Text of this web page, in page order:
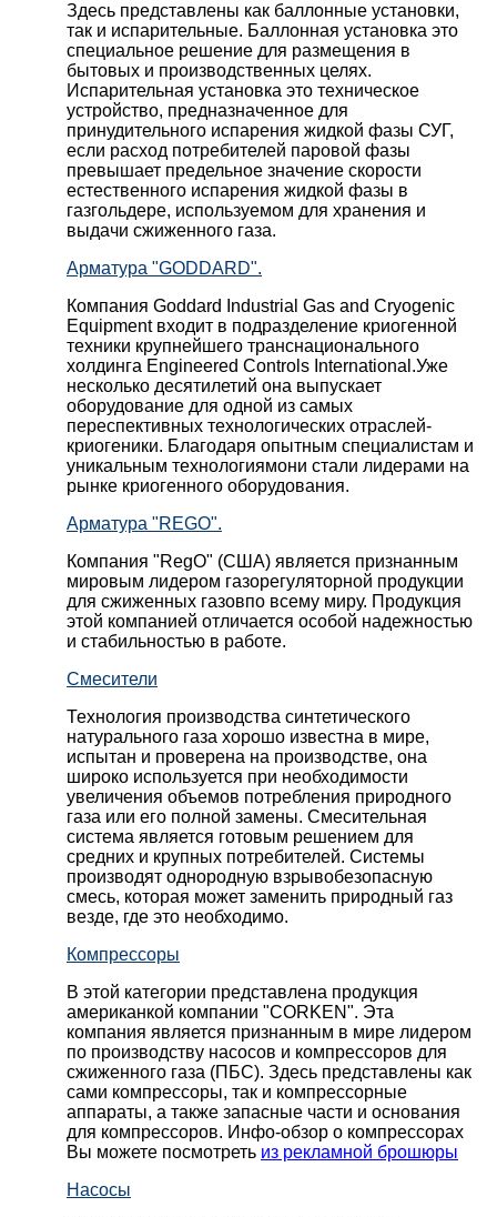
Здесь представлены как баллонные установки,
так и испарительные. Баллонная установка это
специальное решение для размещения в
бытовых и производственных целях.
Испарительная установка это техническое
устройство, предназначенное для
принудительного испарения жидкой фазы СУГ,
если расход потребителей паровой фазы
превышает предельное значение скорости
естественного испарения жидкой фазы в
газгольдере, используемом для хранения и
выдачи сжиженного газа.
Арматура "GODDARD".
Компания Goddard Industrial Gas and Cryogenic
Equipment входит в подразделение криогенной
техники крупнейшего транснационального
холдинга Engineered Controls International.Уже
несколько десятилетий она выпускает
оборудование для одной из самых
переспективных технологических отраслей-
криогеники. Благодаря опытным специалистам и
уникальным технологиямони стали лидерами на
рынке криогенного оборудования.
Арматура "REGO".
Компания "RegO" (США) является признанным
мировым лидером газорегуляторной продукции
для сжиженных газовпо всему миру. Продукция
этой компанией отличается особой надежностью
и стабильностью в работе.
Смесители
Технология производства синтетического
натурального газа хорошо известна в мире,
испытан и проверена на производстве, она
широко используется при необходимости
увеличения объемов потребления природного
газа или его полной замены. Смесительная
система является готовым решением для
средних и крупных потребителей. Системы
производят однородную взрывобезопасную
смесь, которая может заменить природный газ
везде, где это необходимо.
Компрессоры
В этой категории представлена продукция
американкой компании "CORKEN". Эта
компания является признанным в мире лидером
по производству насосов и компрессоров для
сжиженного газа (ПБС). Здесь представлены как
сами компрессоры, так и компрессорные
аппараты, а также запасные части и основания
для компрессоров. Инфо-обзор о компрессорах
Вы можете посмотреть из рекламной брошюры
Насосы